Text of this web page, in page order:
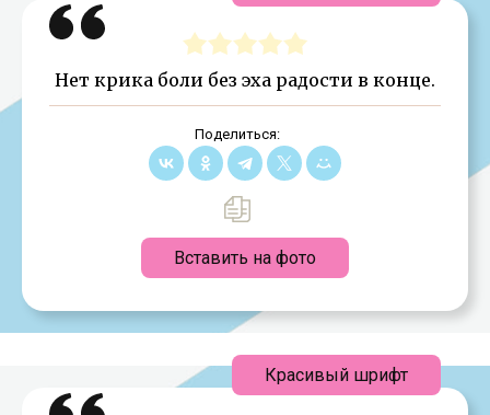
Нет крика боли без эха радости в конце.
Поделиться:
Вставить на фото
Красивый шрифт